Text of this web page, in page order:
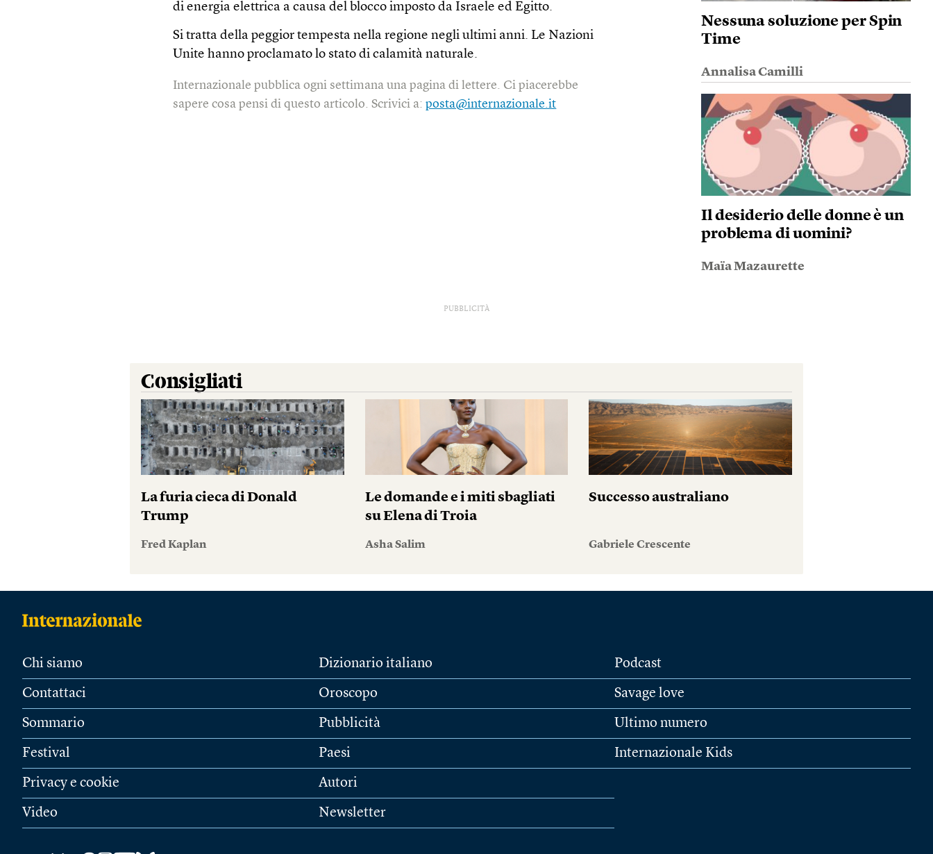
di energia elettrica a causa del blocco imposto da Israele ed Egitto.
Si tratta della peggior tempesta nella regione negli ultimi anni. Le Nazioni
Unite hanno pro­cla­mato lo stato di cala­mità natu­rale.
Internazionale pubblica ogni settimana una pagina di lettere. Ci piacerebbe
sapere cosa pensi di questo articolo. Scrivici a:posta@internazionale.it
Nessuna soluzione per Spin
Time
Annalisa Camilli
Il desiderio delle donne è un
problema di uomini?
Maïa Mazaurette
PUBBLICITÀ
Consigliati
La furia cieca di Donald
Trump
Fred Kaplan
Le domande e i miti sbagliati
su Elena di Troia
Asha Salim
Successo australiano
Gabriele Crescente
Chi siamo
Contattaci
Sommario
Festival
Privacy e cookie
Video
Dizionario italiano
Oroscopo
Pubblicità
Paesi
Autori
Newsletter
Podcast
Savage love
Ultimo numero
Internazionale Kids